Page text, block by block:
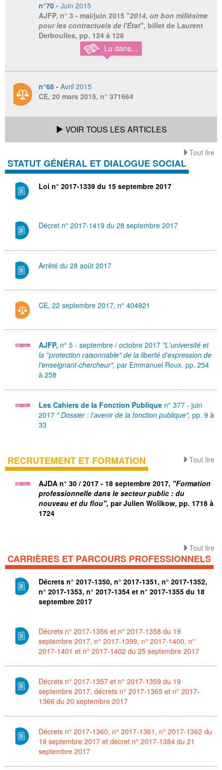
n°70 - Juin 2015
AJFP, n° 3 - mai/juin 2015 "2014, un bon millésime
pour les contractuels de l'État", billet de Laurent
Derboulles, pp. 124 à 128
n°68 - Avril 2015
CE, 20 mars 2015, n° 371664
VOIR TOUS LES ARTICLES
Tout lire
STATUT GÉNÉRAL ET DIALOGUE SOCIAL
Loi n° 2017-1339 du 15 septembre 2017
Décret n° 2017-1419 du 28 septembre 2017
Arrêté du 28 août 2017
CE, 22 septembre 2017, n° 404921
AJFP, n° 5 - septembre / octobre 2017 "L'université et
la ''protection raisonnable" de la liberté d'expression de
l'enseignant-chercheur", par Emmanuel Roux, pp. 254
à 258
Les Cahiers de la Fonction Publique n° 377 - juin
2017 " Dossier : l'avenir de la fonction publique", pp. 9 à
33
Tout lire
RECRUTEMENT ET FORMATION
AJDA n° 30 / 2017 - 18 septembre 2017, "Formation
professionnelle dans le secteur public : du
nouveau et du flou", par Julien Wolikow, pp. 1718 à
1724
Tout lire
CARRIÈRES ET PARCOURS PROFESSIONNELS
Décrets n° 2017-1350, n° 2017-1351, n° 2017-1352,
n° 2017-1353, n° 2017-1354 et n° 2017-1355 du 18
septembre 2017
Décrets n° 2017-1356 et n° 2017-1358 du 19
septembre 2017, n° 2017-1399, n° 2017-1400, n°
2017-1401 et n° 2017-1402 du 25 septembre 2017
Décrets n° 2017-1357 et n° 2017-1359 du 19
septembre 2017, décrets n° 2017-1365 et n° 2017-
1366 du 20 septembre 2017
Décrets n° 2017-1360, n° 2017-1361, n° 2017-1362 du
19 septembre 2017 et décret n° 2017-1384 du 21
septembre 2017